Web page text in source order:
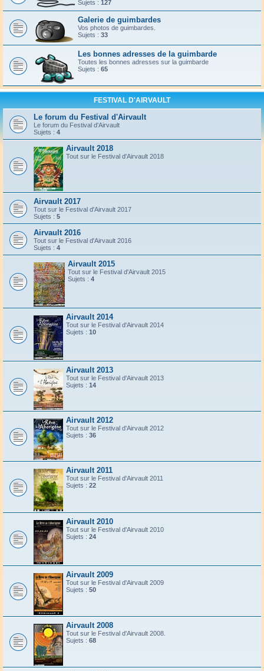
Sujets : 127
Galerie de guimbardes
Vos photos de guimbardes.
Sujets : 33
Les bonnes adresses de la guimbarde
Toutes les bonnes adresses sur la guimbarde
Sujets : 65
FESTIVAL D'AIRVAULT
Le forum du Festival d'Airvault
Le forum du Festival d'Airvault
Sujets : 4
Airvault 2018
Tout sur le Festival d'Airvault 2018
Airvault 2017
Tout sur le Festival d'Airvault 2017
Sujets : 5
Airvault 2016
Tout sur le Festival d'Airvault 2016
Sujets : 4
Airvault 2015
Tout sur le Festival d'Airvault 2015
Sujets : 4
Airvault 2014
Tout sur le Festival d'Airvault 2014
Sujets : 10
Airvault 2013
Tout sur le Festival d'Airvault 2013
Sujets : 14
Airvault 2012
Tout sur le Festival d'Airvault 2012
Sujets : 36
Airvault 2011
Tout sur le Festival d'Airvault 2011
Sujets : 22
Airvault 2010
Tout sur le Festival d'Airvault 2010
Sujets : 24
Airvault 2009
Tout sur le Festival d'Airvault 2009
Sujets : 50
Airvault 2008
Tout sur le Festival d'Airvault 2008.
Sujets : 68